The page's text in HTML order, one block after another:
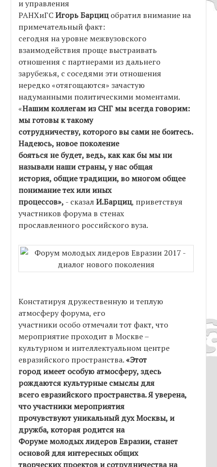
и управления
РАНХиГСИгорь Барцицобратил внимание на
примечательный факт:
сегодня на уровне межвузовского
взаимодействия проще выстраивать
отношения с партнерами из дальнего
зарубежья, с соседями эти отношения
нередко «отягощаются» зачастую
надуманными политическими моментами.
«Нашим коллегам из СНГ мы всегда говорим:
мы готовы к такому
сотрудничеству, которого вы сами не боитесь.
Надеюсь, новое поколение
бояться не будет, ведь, как как бы мы ни
называли наши страны, у нас общая
история, общие традиции, во многом общее
понимание тех или иных
процессов», - сказалИ.Барциц, приветствуя
участников форума в стенах
прославленного российского вуза.
Констатируя дружественную и теплую
атмосферу форума, его
участники особо отмечали тот факт, что
мероприятие проходит в Москве –
культурном и интеллектуальном центре
евразийского пространства.«Этот
город имеет особую атмосферу, здесь
рождаются культурные смыслы для
всего евразийского пространства. Я уверена,
что участники мероприятия
прочувствуют уникальный дух Москвы, и
дружба, которая родится на
Форуме молодых лидеров Евразии, станет
основой для интересных общих
творческих проектов и сотрудничества на